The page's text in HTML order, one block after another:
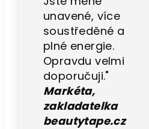
unavené, více
soustředěné a
plné energie.
Opravdu velmi
doporučuji."
Markéta,
zakladatelka
beautytape.cz